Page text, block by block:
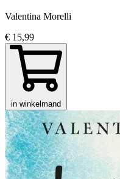
Valentina Morelli
€ 15,99
in winkelmand